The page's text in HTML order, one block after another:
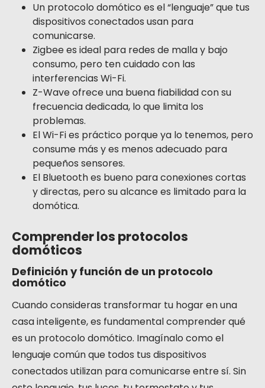
Un protocolo domótico es el “lenguaje” que tus
dispositivos conectados usan para
comunicarse.
Zigbee es ideal para redes de malla y bajo
consumo, pero ten cuidado con las
interferencias Wi-Fi.
Z-Wave ofrece una buena fiabilidad con su
frecuencia dedicada, lo que limita los
problemas.
El Wi-Fi es práctico porque ya lo tenemos, pero
consume más y es menos adecuado para
pequeños sensores.
El Bluetooth es bueno para conexiones cortas
y directas, pero su alcance es limitado para la
domótica.
Comprender los protocolos
domóticos
Definición y función de un protocolo
domótico
Cuando consideras transformar tu hogar en una
casa inteligente, es fundamental comprender qué
es un protocolo domótico. Imagínalo como el
lenguaje común que todos tus dispositivos
conectados utilizan para comunicarse entre sí. Sin